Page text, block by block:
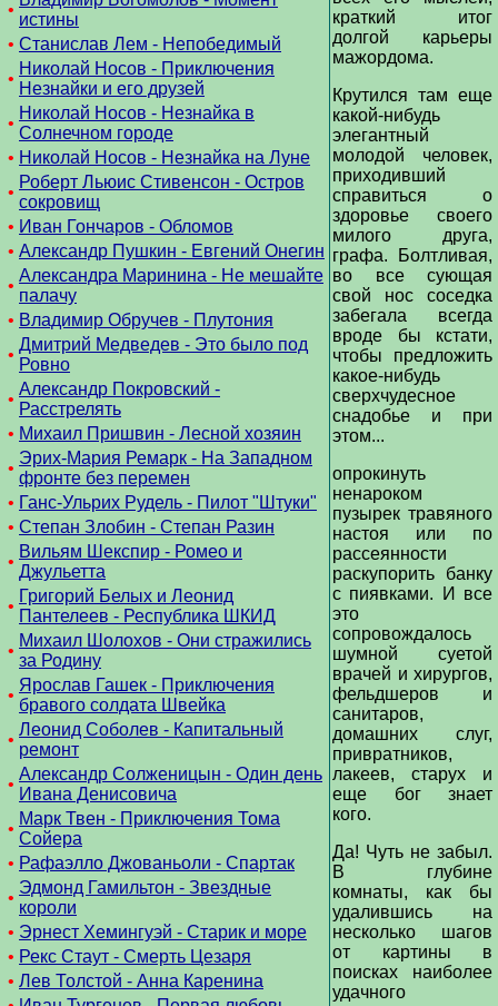
•
истины
• Станислав Лем - Непобедимый
•
Николай Носов - Приключения
Незнайки и его друзей
•
Николай Носов - Незнайка в
Солнечном городе
• Николай Носов - Незнайка на Луне
•
Роберт Льюис Стивенсон - Остров
сокровищ
• Иван Гончаров - Обломов
• Александр Пушкин - Евгений Онегин
•
Александра Маринина - Не мешайте
палачу
• Владимир Обручев - Плутония
•
Дмитрий Медведев - Это было под
Ровно
•
Александр Покровский -
Расстрелять
• Михаил Пришвин - Лесной хозяин
•
Эрих-Мария Ремарк - На Западном
фронте без перемен
• Ганс-Ульрих Рудель - Пилот "Штуки"
• Степан Злобин - Степан Разин
•
Вильям Шекспир - Ромео и
Джульетта
•
Григорий Белых и Леонид
Пантелеев - Республика ШКИД
•
Михаил Шолохов - Они стражились
за Родину
•
Ярослав Гашек - Приключения
бравого солдата Швейка
•
Леонид Соболев - Капитальный
ремонт
•
Александр Солженицын - Один день
Ивана Денисовича
•
Марк Твен - Приключения Тома
Сойера
• Рафаэлло Джованьоли - Спартак
•
Эдмонд Гамильтон - Звездные
короли
• Эрнест Хемингуэй - Старик и море
• Рекс Стаут - Смерть Цезаря
• Лев Толстой - Анна Каренина
краткий итог
долгой карьеры
мажордома.
Крутился там еще
какой-нибудь
элегантный
молодой человек,
приходивший
справиться о
здоровье своего
милого друга,
графа. Болтливая,
во все сующая
свой нос соседка
забегала всегда
вроде бы кстати,
чтобы предложить
какое-нибудь
сверхчудесное
снадобье и при
этом...
опрокинуть
ненароком
пузырек травяного
настоя или по
рассеянности
раскупорить банку
с пиявками. И все
это
сопровождалось
шумной суетой
врачей и хирургов,
фельдшеров и
санитаров,
домашних слуг,
привратников,
лакеев, старух и
еще бог знает
кого.
Да! Чуть не забыл.
В глубине
комнаты, как бы
удалившись на
несколько шагов
от картины в
поисках наиболее
удачного